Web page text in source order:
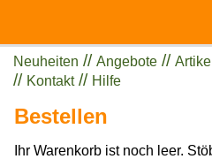
Neuheiten // Angebote //
// Kontakt// Hilfe
Bestellen
Ihr Warenkorb ist noch leer.